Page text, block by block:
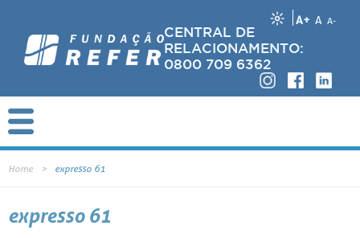
A+ A A-
CENTRAL DE
RELACIONAMENTO:
0800 709 6362
Home expresso 61
expresso 61